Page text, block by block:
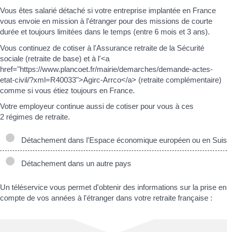
Vous êtes salarié détaché si votre entreprise implantée en France
vous envoie en mission à l'étranger pour des missions de courte
durée et toujours limitées dans le temps (entre 6 mois et 3 ans).
Vous continuez de cotiser à l'Assurance retraite de la Sécurité
sociale (retraite de base) et à l'<a
href="https://www.plancoet.fr/mairie/demarches/demande-actes-
etat-civil/?xml=R40033">Agirc-Arrco</a> (retraite complémentaire)
comme si vous étiez toujours en France.
Votre employeur continue aussi de cotiser pour vous à ces
2 régimes de retraite.
Détachement dans l'Espace économique européen ou en
Détachement dans un autre pays
Un téléservice vous permet d'obtenir des informations sur la prise en
compte de vos années à l'étranger dans votre retraite française :